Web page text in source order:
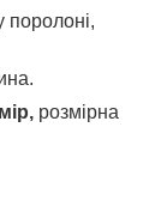
поролоні,
розмірна